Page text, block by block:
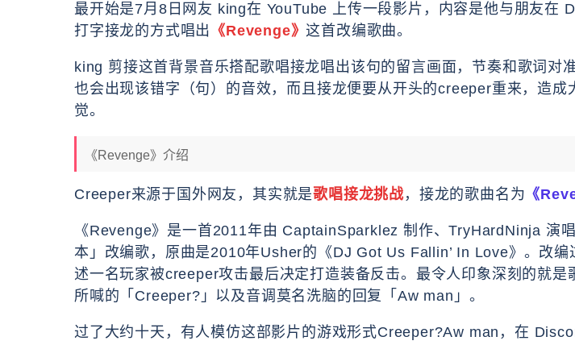
最开始是7月8日网友 king在 YouTube 上传一段影片，内容是他与朋友在
打字接龙的方式唱出 《Revenge》这首改编歌曲。
king 剪接这首背景音乐搭配歌唱接龙唱出该句的留言画面，节奏和歌词对
也会出现该错字（句）的音效，而且接龙便要从开头的creeper重来，造成
觉。
《Revenge》介绍
Creeper来源于国外网友，其实就是歌唱接龙挑战，接龙的歌曲名为 《
《Revenge》是一首2011年由 CaptainSparklez 制作、TryHardNinja 演
本」改编歌，原曲是2010年Usher的《DJ Got Us Fallin’ In Love》。改编
述一名玩家被creeper攻击最后决定打造装备反击。最令人印象深刻的就是
所喊的「Creeper?」以及音调莫名洗脑的回复「Aw man」。
过了大约十天，有人模仿这部影片的游戏形式Creeper?Aw man，在